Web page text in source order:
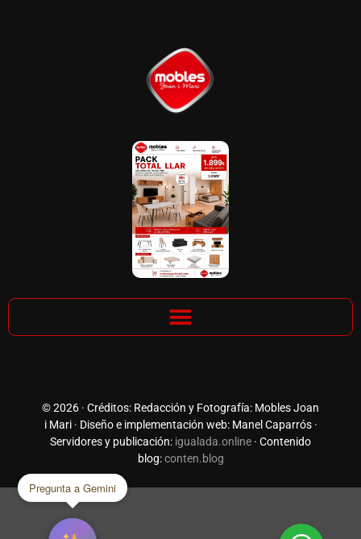
© 2026 · Créditos: Redacción y Fotografía: Mobles Joan
i Mari · Diseño e implementación web: Manel Caparrós ·
Servidores y publicación: igualada.online · Contenido
blog:conten.blog
Pregunta a Gemini